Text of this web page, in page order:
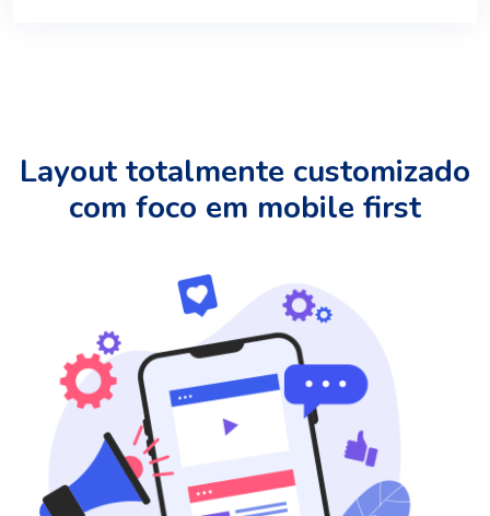
Layout totalmente customizado
com foco em mobile first